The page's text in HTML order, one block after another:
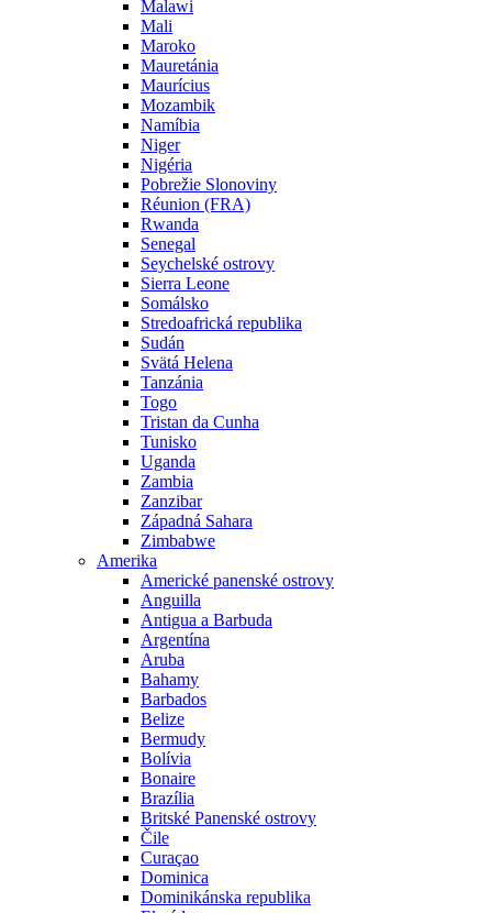
Malawi
Mali
Maroko
Mauretánia
Maurícius
Mozambik
Namíbia
Niger
Nigéria
Pobrežie Slonoviny
Réunion (FRA)
Rwanda
Senegal
Seychelské ostrovy
Sierra Leone
Somálsko
Stredoafrická republika
Sudán
Svätá Helena
Tanzánia
Togo
Tristan da Cunha
Tunisko
Uganda
Zambia
Zanzibar
Západná Sahara
Zimbabwe
Amerika
Americké panenské ostrovy
Anguilla
Antigua a Barbuda
Argentína
Aruba
Bahamy
Barbados
Belize
Bermudy
Bolívia
Bonaire
Brazília
Britské Panenské ostrovy
Čile
Curaçao
Dominica
Dominikánska republika